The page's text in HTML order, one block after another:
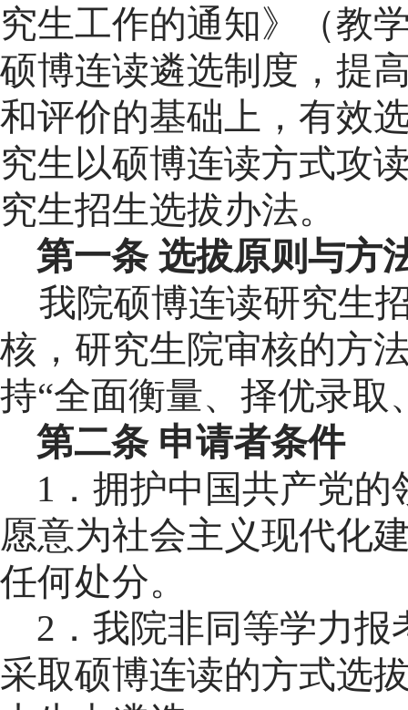
究生工作的通知》（教
硕博连读遴选制度，提
和评价的基础上 ， 有效
究生以硕博连读方式攻
究生招生选拔办法。
第一条 选拔原则与方
我院硕博连读研究生
核，研究生院审核的方
持“全面衡量、择优录
第二条 申请者条件
1． 拥护中国共产党的
愿意为社会主义现代化
任何处分。
2．我院非同等学力报
采取硕博连读的方式选